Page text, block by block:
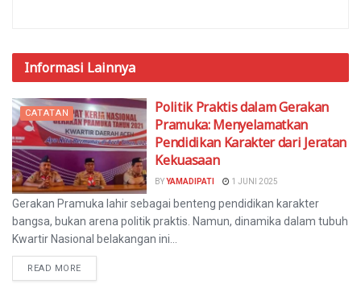
Informasi Lainnya
CATATAN
Politik Praktis dalam Gerakan
Pramuka: Menyelamatkan
Pendidikan Karakter dari Jeratan
Kekuasaan
BYYAMADIPATI 1 JUNI 2025
Gerakan Pramuka lahir sebagai benteng pendidikan karakter
bangsa, bukan arena politik praktis. Namun, dinamika dalam tubuh
Kwartir Nasional belakangan ini...
READ MORE